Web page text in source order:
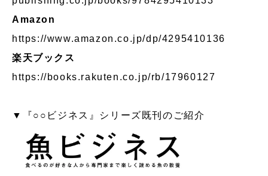
Amazon
https://www.amazon.co.jp/dp/4295410136
楽天ブックス
https://books.rakuten.co.jp/rb/17960127
▼『○○ビジネス』シリーズ既刊のご紹介